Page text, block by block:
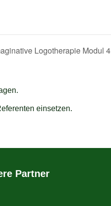
Logotherapie Modul 4
einsetzen.
Partner